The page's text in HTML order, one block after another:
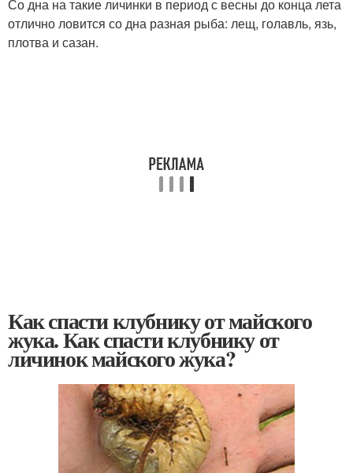
Со дна на такие личинки в период с весны до конца лета
отлично ловится со дна разная рыба: лещ, голавль, язь,
плотва и сазан.
Как спасти клубнику от майского
жука. Как спасти клубнику от
личинок майского жука?